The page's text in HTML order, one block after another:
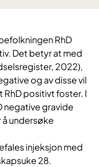
RhD
Det betyr at med
2022),
og av disse vil
positivt foster. I
negative gravide
undersøke
injeksjon med
28.